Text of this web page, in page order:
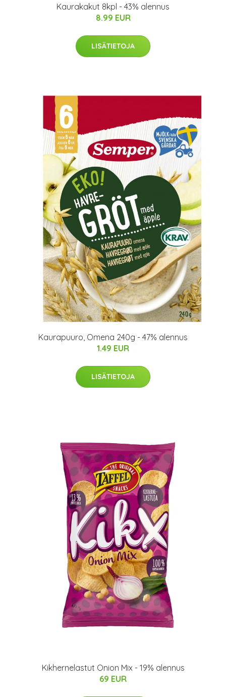
Kaurakakut 8kpl - 43% alennus
8.99 EUR
LISÄTIETOJA
Kaurapuuro, Omena 240g - 47% alennus
1.49 EUR
LISÄTIETOJA
Kikhernelastut Onion Mix - 19% alennus
69 EUR